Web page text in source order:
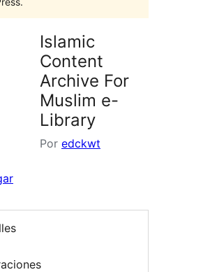
Islamic
Content
Archive For
Muslim e-
Library
Por edckwt